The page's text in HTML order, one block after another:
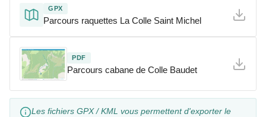
GPX
Parcours raquettes La Colle Saint Michel
PDF
Parcours cabane de Colle Baudet
Les fichiers GPX / KML vous permettent d'exporter le